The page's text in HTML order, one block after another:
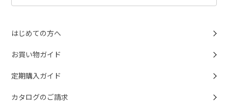
はじめての方へ
お買い物ガイド
定期購入ガイド
カタログのご請求